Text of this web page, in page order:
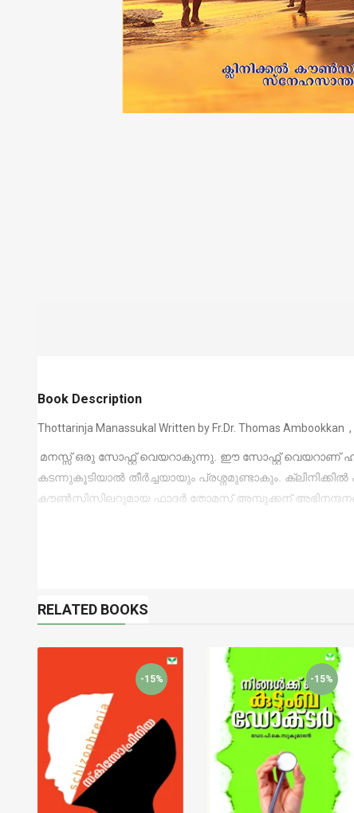
Book Description
Thottarinja Manassukal Written by Fr.Dr. Thomas Ambookkan ,
മനസ്സ് ഒരു സോഫ്റ്റ് വെയറാകുന്നു. ഈ സോഫ്റ്റ് വെയറാണ്
കടന്നുകൂടിയാൽ തീർച്ചയായും പ്രശ്നമുണ്ടാകും.
കൗൺസിസിലറുമായ ഫാദർ തോമസ് അമ്പൂക്കന്
RELATED BOOKS
-15% -15%